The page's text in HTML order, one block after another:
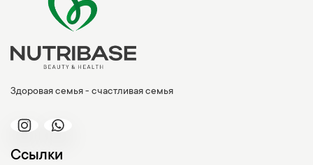
Здоровая семья - счастливая семья
Ссылки